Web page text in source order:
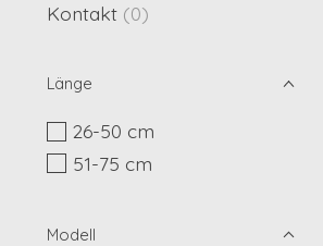
Kontakt (0)
Länge
26-50 cm
51-75 cm
Modell